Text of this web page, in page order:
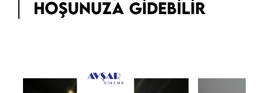
HOŞUNUZA GIDEBILIR